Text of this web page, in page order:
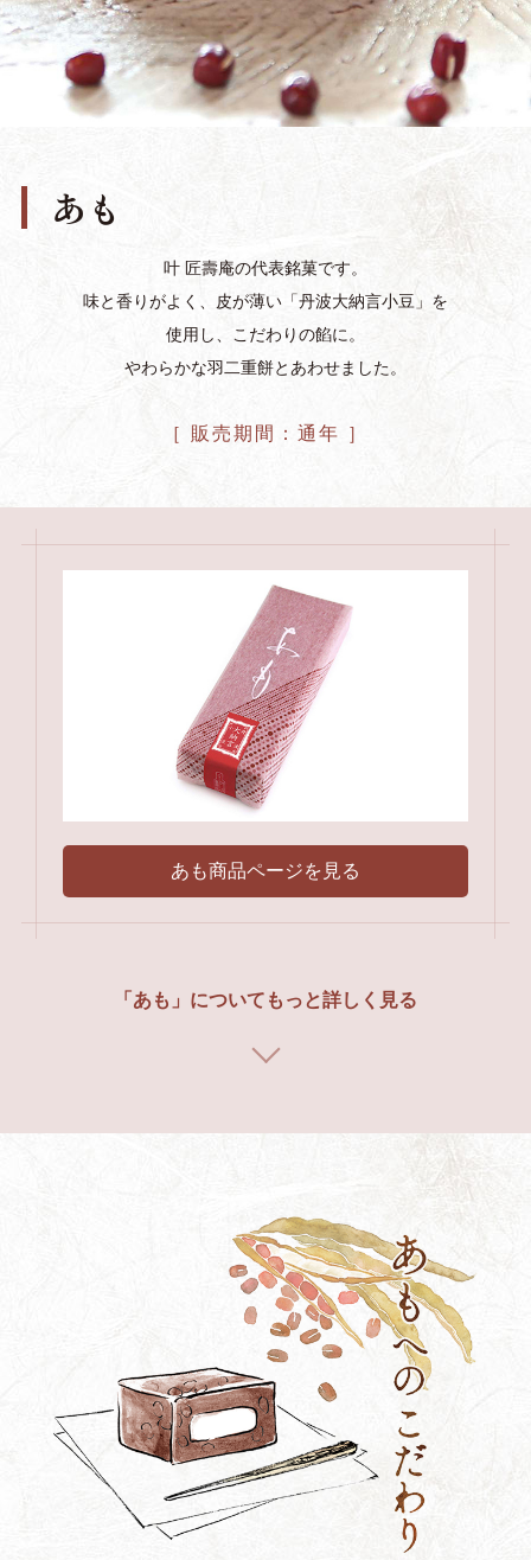
あも
叶 匠壽庵の代表銘菓です。
味と香りがよく、皮が薄い「丹波大納言小豆」を
使用し、こだわりの餡に。
やわらかな羽二重餅とあわせました。
［ 販売期間：通年 ］
あも商品ページを見る
「あも」についてもっと詳しく見る